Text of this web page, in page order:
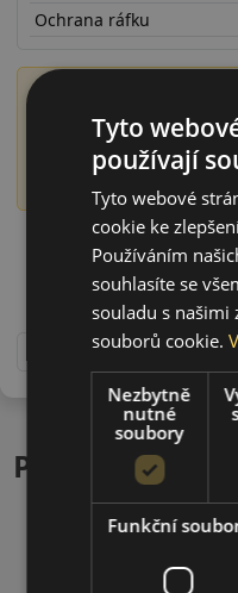
Ochrana ráfku
Číslo DOT obsahuje
konkrétně o roce a
označuje pneumatiku
18560R15TW2XD22
ks
Podobné
Tyto
používají
Tyto webové
cookie ke
Používáním
souhlasíte se
souladu s našimi
souborů cookie.
Nezbytně
nutné
soubory
Funkční